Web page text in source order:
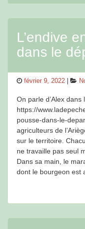
L’endive
dans le
Posted
février 9, 2022
On parle d’Alex
https://
pousse-dans-le-
agriculteurs de
sur le territoire.
ne travaille pas seul
Dans sa main, le
dont le bourgeon est